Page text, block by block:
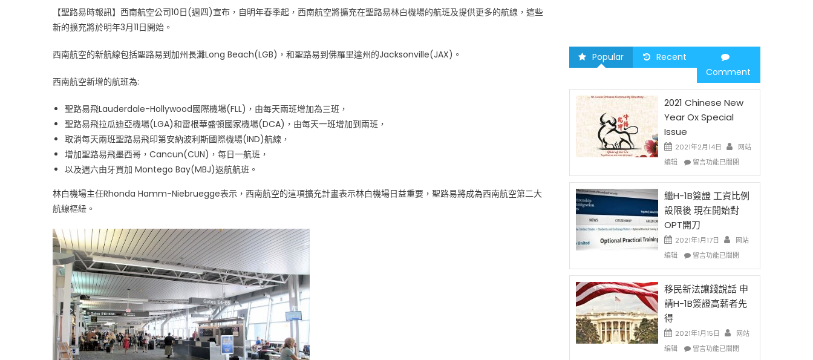
充
易
場
航
班
及
目
地〉
【聖路易時報訊】西南航空公司10日(週四)宣布，自明年春季起，西南航空將擴充在聖路易林白機場的航班及提供更多的航線，這些
新的擴充將於明年3月11日開始。
西南航空的新航線包括聖路易到加州長灘Long Beach(LGB)，和聖路易到佛羅里達州的Jacksonville(JAX)。
西南航空新增的航班為:
聖路易飛Lauderdale-Hollywood國際機場(FLL)，由每天兩班增加為三班，
聖路易飛拉瓜迪亞機場(LGA)和雷根華盛頓國家機場(DCA)，由每天一班增加到兩班，
取消每天兩班聖路易飛印第安納波利斯國際機場(IND)航線，
增加聖路易飛墨西哥，Cancun(CUN)，每日一航班，
以及週六由牙買加 Montego Bay(MBJ)返航航班。
林白機場主任Rhonda Hamm-Niebruegge表示，西南航空的這項擴充計畫表示林白機場日益重要，聖路易將成為西南航空第二大
航線樞紐。
Popular
Recent
Comment
2021 Chinese New
Year Ox Special
Issue
2021年2月14日
网站
编辑
在
Chinese
New
Year
Ox
Special
Issue〉
中
留言功能已關閉
繼H-1B簽證 工資比例
設限後 現在開始對
OPT開刀
2021年1月17日
网站
编辑
在
H-
1B
簽
證
資
比
留言功能已關閉
移民新法讓錢說話 申
請H-1B簽證高薪者先
得
2021年1月15日
网站
编辑
在
留言功能已關閉